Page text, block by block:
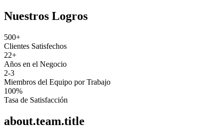
Nuestros Logros
500+
Clientes Satisfechos
22+
Años en el Negocio
2-3
Miembros del Equipo por Trabajo
100%
Tasa de Satisfacción
about.team.title